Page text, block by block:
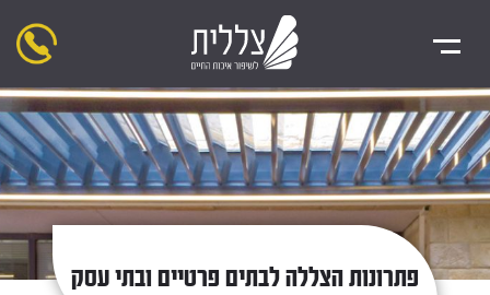
פתרונות הצללה לבתים פרטיים ובתי עסק